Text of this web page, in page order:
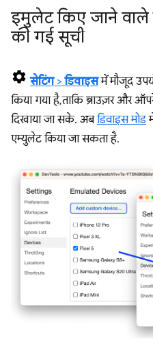
इमुलेट किए जाने वाले
की गई सूची
सेटिंग>डिवाइसमें मौजूद
किया गया है, ताकि ब्राउज़र और
दिखाया जा सके. अबडिवाइस मोड
एम्युलेट किया जा सकता है.